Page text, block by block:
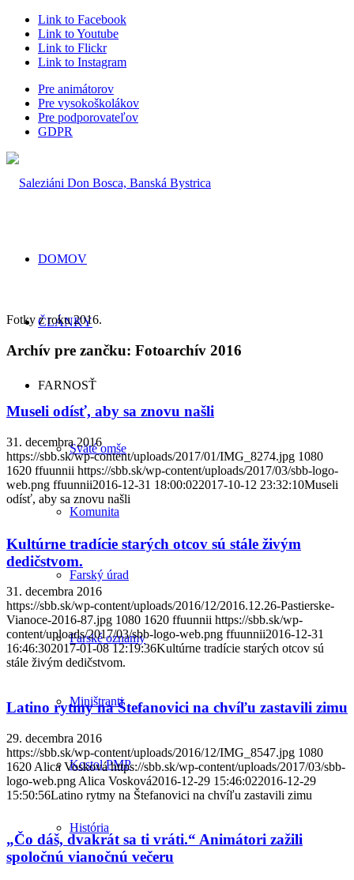
Link to Facebook
Link to Youtube
Link to Flickr
Link to Instagram
Pre animátorov
Pre vysokoškolákov
Pre podporovateľov
GDPR
DOMOV
ČLÁNKY
FARNOSŤ
Sväté omše
Komunita
Farský úrad
Farské oznamy
Miništranti
Kostol PMP
História
Fotky z roku 2016.
Archív pre zančku: Fotoarchív 2016
Museli odísť, aby sa znovu našli
31. decembra 2016
https://sbb.sk/wp-content/uploads/2017/01/IMG_8274.jpg 1080
1620 ffuunnii https://sbb.sk/wp-content/uploads/2017/03/sbb-logo-
web.png ffuunnii2016-12-31 18:00:022017-10-12 23:32:10Museli
odísť, aby sa znovu našli
Kultúrne tradície starých otcov sú stále živým
dedičstvom.
31. decembra 2016
https://sbb.sk/wp-content/uploads/2016/12/2016.12.26-Pastierske-
Vianoce-2016-87.jpg 1080 1620 ffuunnii https://sbb.sk/wp-
content/uploads/2017/03/sbb-logo-web.png ffuunnii2016-12-31
16:46:302017-01-08 12:19:36Kultúrne tradície starých otcov sú
stále živým dedičstvom.
Latino rytmy na Štefanovici na chvíľu zastavili zimu
29. decembra 2016
https://sbb.sk/wp-content/uploads/2016/12/IMG_8547.jpg 1080
1620 Alica Vosková https://sbb.sk/wp-content/uploads/2017/03/sbb-
logo-web.png Alica Vosková2016-12-29 15:46:022016-12-29
15:50:56Latino rytmy na Štefanovici na chvíľu zastavili zimu
„Čo dáš, dvakrát sa ti vráti.“ Animátori zažili
spoločnú vianočnú večeru